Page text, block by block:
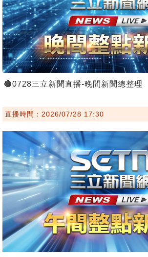
🔴0728三立新聞直播-晚間新聞總整理
直播時間：2026/07/28 17:30